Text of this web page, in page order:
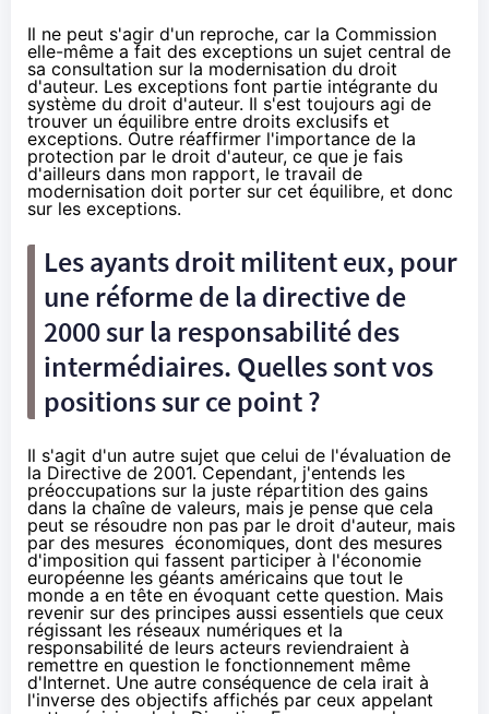
Il ne peut s'agir d'un reproche, car la Commission
elle-même a fait des exceptions un sujet central de
sa consultation sur la modernisation du droit
d'auteur. Les exceptions font partie intégrante du
système du droit d'auteur. Il s'est toujours agi de
trouver un équilibre entre droits exclusifs et
exceptions. Outre réaffirmer l'importance de la
protection par le droit d'auteur, ce que je fais
d'ailleurs dans mon rapport, le travail de
modernisation doit porter sur cet équilibre, et donc
sur les exceptions.
Lesayants droitmilitent eux, pour
une réforme de la directive de
2000 sur la responsabilité des
intermédiaires. Quelles sont vos
positions sur ce point ?
Il s'agit d'un autre sujet que celui de l'évaluation de
la Directive de 2001. Cependant, j'entends les
préoccupations sur la juste répartition des gains
dans la chaîne de valeurs, mais je pense que cela
peut se résoudre non pas par le droit d'auteur, mais
par des mesures économiques, dont des mesures
d'imposition qui fassent participer à l'économie
européenne les géants américains que tout le
monde a en tête en évoquant cette question. Mais
revenir sur des principes aussi essentiels que ceux
régissant les réseaux numériques et la
responsabilité de leurs acteurs reviendraient à
remettre en question le fonctionnement même
d'Internet. Une autre conséquence de cela irait à
l'inverse des objectifs affichés par ceux appelant